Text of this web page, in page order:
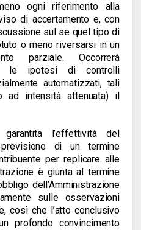
ogni riferimento alla
di accertamento e, con
sul se quel tipo di
o meno riversarsi in un
parziale. Occorrerà
le ipotesi di controlli
automatizzati, tali
ad intensità attenuata) il
l’effettività del
di un termine
per replicare alle
è giunta al termine
dell’Amministrazione
sulle osservazioni
così che l’atto conclusivo
profondo convincimento